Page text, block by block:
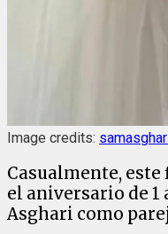
Image credits:
Casualmente,
el aniversario de 1
Asghari como